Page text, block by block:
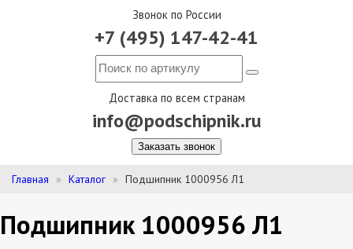
Звонок по России
+7 (495) 147-42-41
Доставка по всем странам
info@podschipnik.ru
Заказать звонок
Главная Каталог Подшипник 1000956 Л1
Подшипник 1000956 Л1